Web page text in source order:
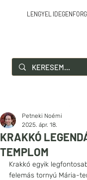
LENGYEL
SZIA
KRAKKÓ
TEMPLOM
Petneki Noémi
2025. ápr. 18.
Krakkó egyik
felemás tornyú Mária-